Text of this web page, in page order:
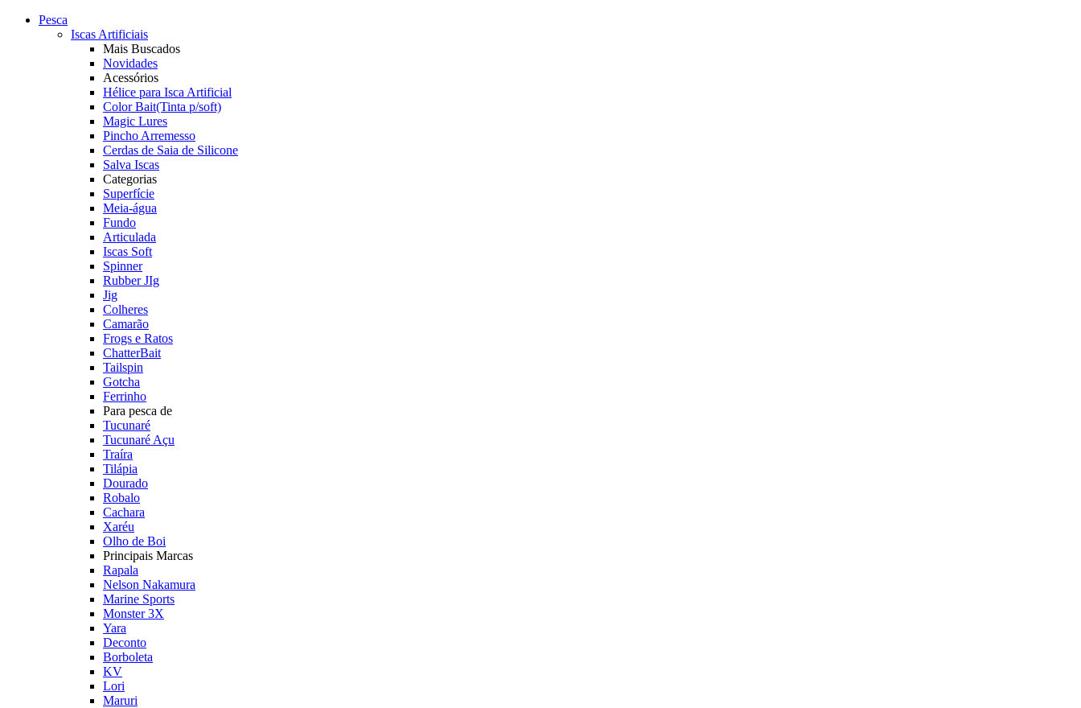
Pesca
Iscas Artificiais
Mais Buscados
Novidades
Acessórios
Hélice para Isca Artificial
Color Bait(Tinta p/soft)
Magic Lures
Pincho Arremesso
Cerdas de Saia de Silicone
Salva Iscas
Categorias
Superfície
Meia-água
Fundo
Articulada
Iscas Soft
Spinner
Rubber JIg
Jig
Colheres
Camarão
Frogs e Ratos
ChatterBait
Tailspin
Gotcha
Ferrinho
Para pesca de
Tucunaré
Tucunaré Açu
Traíra
Tilápia
Dourado
Robalo
Cachara
Xaréu
Olho de Boi
Principais Marcas
Rapala
Nelson Nakamura
Marine Sports
Monster 3X
Yara
Deconto
Borboleta
KV
Lori
Maruri